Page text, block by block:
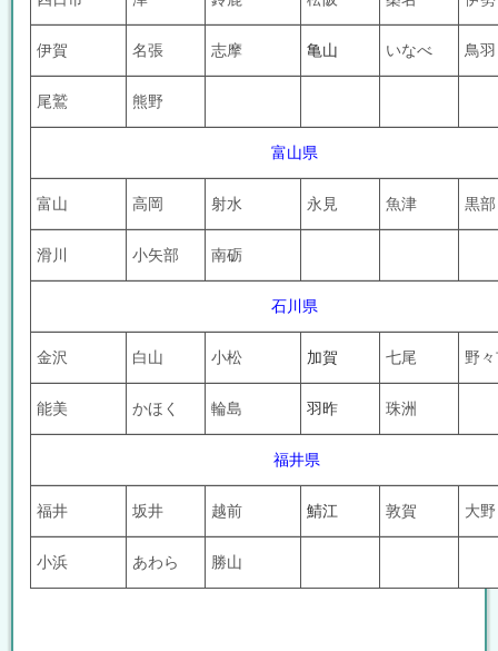
伊賀 名張 志摩 亀山 いなべ 鳥
尾鷲 熊野
富山県
富山 高岡 射水 永見 魚津 黒部
滑川 小矢部 南砺
石川県
金沢 白山 小松 加賀 七尾 野
能美 かほく 輪島 羽昨 珠洲
福井県
福井 坂井 越前 鯖江 敦賀 大野
小浜 あわら 勝山